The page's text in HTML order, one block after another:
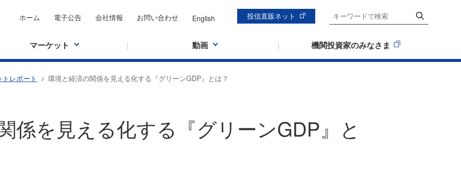
ホーム 電子公告 会社情報 お問い合わせ English 投信直販ネット
マーケット 動画 機関投資家のみなさま
レポート 環境と経済の関係を見える化する『グリーンGDP』とは？
係を見える化する『グリーンGDP』と